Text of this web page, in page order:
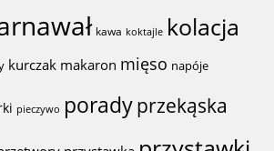
kawa koktajle kolacja
kurczak makaron mięso napóje
pieczywo poradyprzekąska